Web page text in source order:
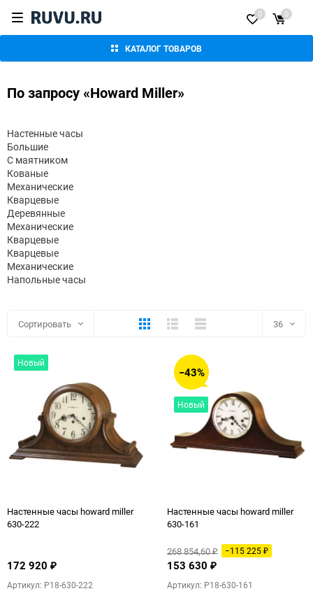
КАТАЛОГ ТОВАРОВ
0 0
По запросу «Howard Miller»
Настенные часы
Большие
С маятником
Кованые
Механические
Кварцевые
Деревянные
Механические
Кварцевые
Кварцевые
Механические
Напольные часы
Сортировать ПлиткаПодробноКомпактно 36
108
Новый
Настенные часы howard miller
630-222
172 920 ₽
Артикул: P18-630-222
−43%
Новый
Настенные часы howard miller
630-161
268 854,60₽ −115 225 ₽
153 630 ₽
Артикул: P18-630-161